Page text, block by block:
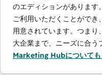
のエディションがあります
ご利用いただくことがで
用意されています。つま
大企業まで、ニーズに合う
Marketing Hubについても